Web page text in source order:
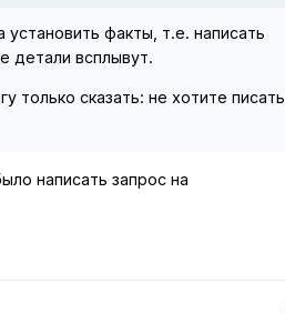
факты, т.е. написать
детали всплывут.
только сказать: не хотите писать
написать запрос на